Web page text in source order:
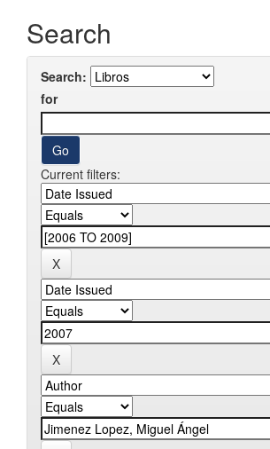
Search
Search:
for
Current filters: